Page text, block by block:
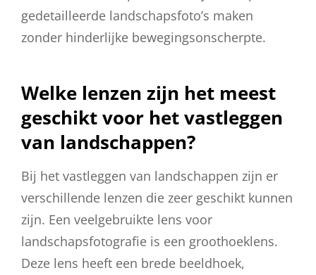
gedetailleerde landschapsfoto’s maken
zonder hinderlijke bewegingsonscherpte.
Welke lenzen zijn het meest
geschikt voor het vastleggen
van landschappen?
Bij het vastleggen van landschappen zijn er
verschillende lenzen die zeer geschikt kunnen
zijn. Een veelgebruikte lens voor
landschapsfotografie is een groothoeklens.
Deze lens heeft een brede beeldhoek,